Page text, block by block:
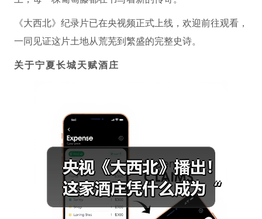
《大西北》纪录片已在央视频正式上线，欢迎前往观看，
一同见证这片土地从荒芜到繁盛的完整史诗。
关于宁夏长城天赋酒庄